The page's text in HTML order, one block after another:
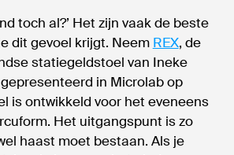
toch al?’ Het zijn vaak de beste
dit gevoel krijgt. Neem REX, de
statiegeldstoel van Ineke
in Microlab op
is ontwikkeld voor het eveneens
Het uitgangspunt is zo
haast moet bestaan. Als je